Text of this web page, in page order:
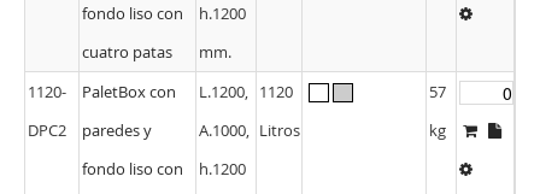
fondo liso con
cuatro patas
h.1200
mm.
1120-
DPC2
PaletBox con
paredes y
fondo liso con
L.1200,
A.1000,
h.1200
1120
Litros
57
kg